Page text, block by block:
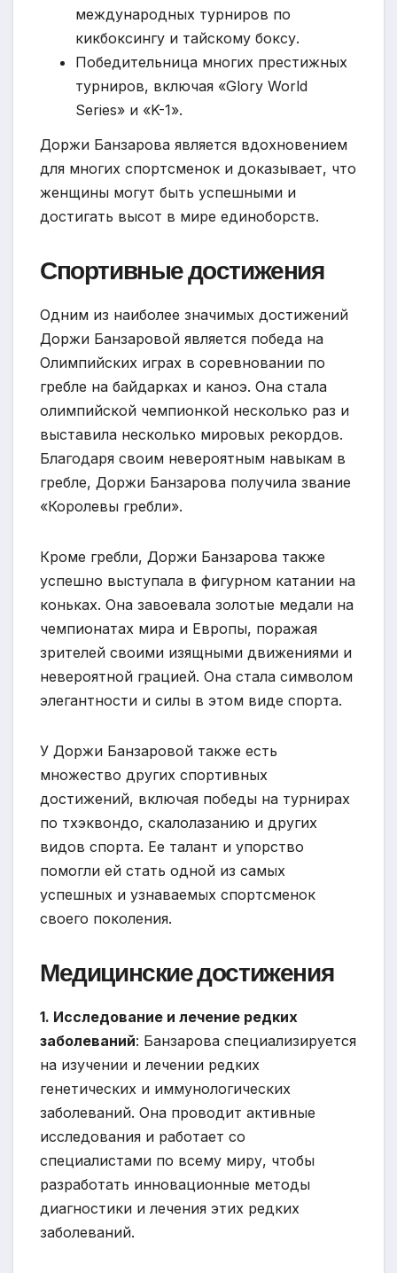
международных турниров по
кикбоксингу и тайскому боксу.
Победительница многих престижных
турниров, включая «Glory World
Series» и «K-1».
Доржи Банзарова является вдохновением
для многих спортсменок и доказывает, что
женщины могут быть успешными и
достигать высот в мире единоборств.
Спортивные достижения
Одним из наиболее значимых достижений
Доржи Банзаровой является победа на
Олимпийских играх в соревновании по
гребле на байдарках и каноэ. Она стала
олимпийской чемпионкой несколько раз и
выставила несколько мировых рекордов.
Благодаря своим невероятным навыкам в
гребле, Доржи Банзарова получила звание
«Королевы гребли».
Кроме гребли, Доржи Банзарова также
успешно выступала в фигурном катании на
коньках. Она завоевала золотые медали на
чемпионатах мира и Европы, поражая
зрителей своими изящными движениями и
невероятной грацией. Она стала символом
элегантности и силы в этом виде спорта.
У Доржи Банзаровой также есть
множество других спортивных
достижений, включая победы на турнирах
по тхэквондо, скалолазанию и других
видов спорта. Ее талант и упорство
помогли ей стать одной из самых
успешных и узнаваемых спортсменок
своего поколения.
Медицинские достижения
1. Исследование и лечение редких
заболеваний: Банзарова специализируется
на изучении и лечении редких
генетических и иммунологических
заболеваний. Она проводит активные
исследования и работает со
специалистами по всему миру, чтобы
разработать инновационные методы
диагностики и лечения этих редких
заболеваний.